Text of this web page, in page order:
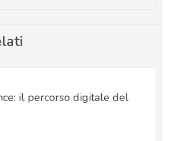
il percorso digitale del